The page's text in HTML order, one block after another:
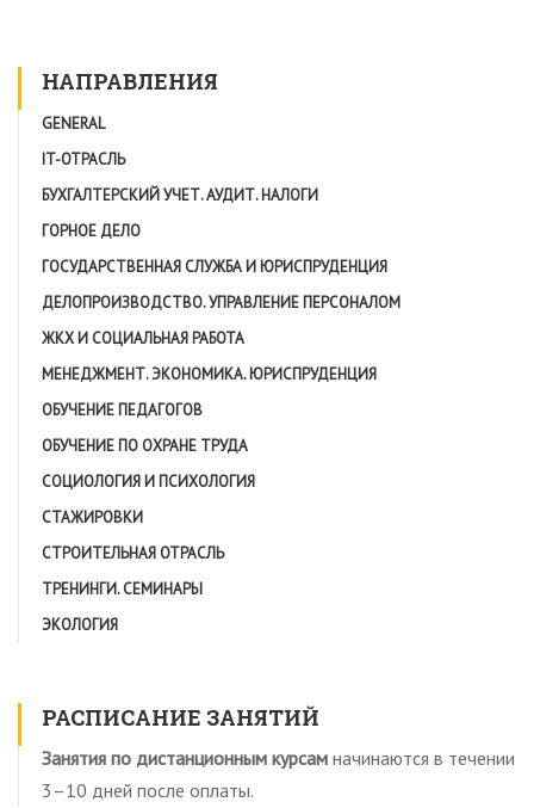
НАПРАВЛЕНИЯ
GENERAL
IT-ОТРАСЛЬ
БУХГАЛТЕРСКИЙ УЧЕТ. АУДИТ. НАЛОГИ
ГОРНОЕ ДЕЛО
ГОСУДАРСТВЕННАЯ СЛУЖБА И ЮРИСПРУДЕНЦИЯ
ДЕЛОПРОИЗВОДСТВО. УПРАВЛЕНИЕ ПЕРСОНАЛОМ
ЖКХ И СОЦИАЛЬНАЯ РАБОТА
МЕНЕДЖМЕНТ. ЭКОНОМИКА. ЮРИСПРУДЕНЦИЯ
ОБУЧЕНИЕ ПЕДАГОГОВ
ОБУЧЕНИЕ ПО ОХРАНЕ ТРУДА
СОЦИОЛОГИЯ И ПСИХОЛОГИЯ
СТАЖИРОВКИ
СТРОИТЕЛЬНАЯ ОТРАСЛЬ
ТРЕНИНГИ. СЕМИНАРЫ
ЭКОЛОГИЯ
РАСПИСАНИЕ ЗАНЯТИЙ
Занятия по дистанционным курсам начинаются в течении
3–10 дней после оплаты.